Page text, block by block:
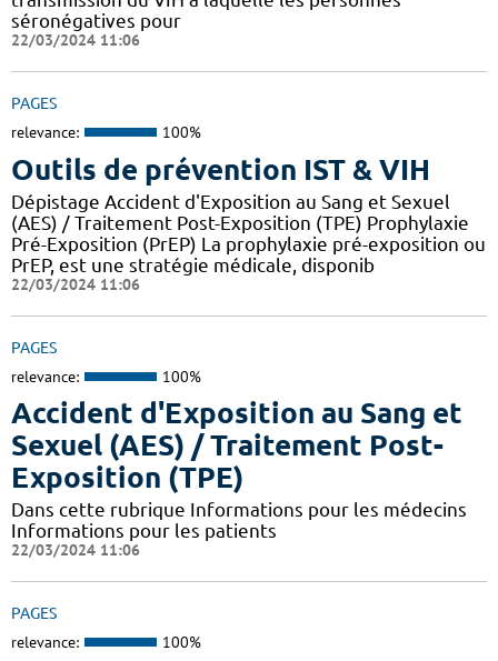
séronégatives pour
22/03/2024 11:06
PAGES
relevance: 100%
Outils de prévention IST & VIH
Dépistage Accident d'Exposition au Sang et Sexuel
(AES) / Traitement Post-Exposition (TPE) Prophylaxie
Pré-Exposition (PrEP) La prophylaxie pré-exposition ou
PrEP, est une stratégie médicale, disponib
22/03/2024 11:06
PAGES
relevance: 100%
Accident d'Exposition au Sang et
Sexuel (AES) / Traitement Post-
Exposition (TPE)
Dans cette rubrique Informations pour les médecins
Informations pour les patients
22/03/2024 11:06
PAGES
relevance: 100%